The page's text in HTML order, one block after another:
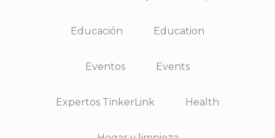
Educación Education
Eventos Events
Expertos TinkerLink Health